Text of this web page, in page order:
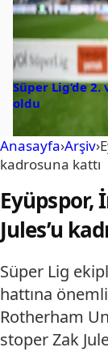
Süper Lig’de
oldu
Anasayfa›Arşiv›
kadrosuna kattı
Eyüpspor,
Jules’u
Süper Lig
hattına
Rotherham
stoper Zak